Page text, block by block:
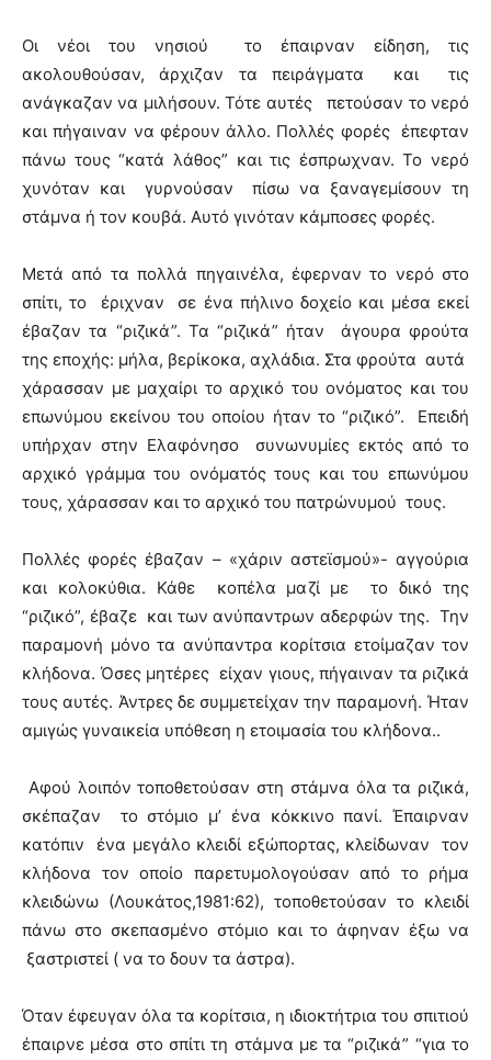
Οι νέοι του νησιού το έπαιρναν είδηση, τις
ακολουθούσαν, άρχιζαν τα πειράγματα και τις
ανάγκαζαν να μιλήσουν. Τότε αυτές πετούσαν το νερό
και πήγαιναν να φέρουν άλλο. Πολλές φορές έπεφταν
πάνω τους “κατά λάθος” και τις έσπρωχναν. Το νερό
χυνόταν και γυρνούσαν πίσω να ξαναγεμίσουν τη
στάμνα ή τον κουβά. Αυτό γινόταν κάμποσες φορές.
Μετά από τα πολλά πηγαινέλα, έφερναν το νερό στο
σπίτι, το έριχναν σε ένα πήλινο δοχείο και μέσα εκεί
έβαζαν τα “ριζικά”. Τα “ριζικά” ήταν άγουρα φρούτα
της εποχής: μήλα, βερίκοκα, αχλάδια. Στα φρούτα αυτά
χάρασσαν με μαχαίρι το αρχικό του ονόματος και του
επωνύμου εκείνου του οποίου ήταν το “ριζικό”. Επειδή
υπήρχαν στην Ελαφόνησο συνωνυμίες εκτός από το
αρχικό γράμμα του ονόματός τους και του επωνύμου
τους, χάρασσαν και το αρχικό του πατρώνυμoύ τους.
Πολλές φορές έβαζαν – «χάριν αστεϊσμού»- αγγούρια
και κολοκύθια. Κάθε κοπέλα μαζί με το δικό της
“ριζικό”, έβαζε και των ανύπαντρων αδερφών της. Την
παραμονή μόνο τα ανύπαντρα κορίτσια ετοίμαζαν τον
κλήδονα. Όσες μητέρες είχαν γιους, πήγαιναν τα ριζικά
τους αυτές. Άντρες δε συμμετείχαν την παραμονή. Ήταν
αμιγώς γυναικεία υπόθεση η ετοιμασία του κλήδονα..
Αφού λοιπόν τοποθετούσαν στη στάμνα όλα τα ριζικά,
σκέπαζαν το στόμιο μ’ ένα κόκκινο πανί. Έπαιρναν
κατόπιν ένα μεγάλο κλειδί εξώπορτας, κλείδωναν τον
κλήδονα τον οποίο παρετυμολογούσαν από το ρήμα
κλειδώνω (Λουκάτος,1981:62), τοποθετούσαν το κλειδί
πάνω στο σκεπασμένο στόμιο και το άφηναν έξω να
ξαστριστεί ( να το δουν τα άστρα).
Όταν έφευγαν όλα τα κορίτσια, η ιδιοκτήτρια του σπιτιού
έπαιρνε μέσα στο σπίτι τη στάμνα με τα “ριζικά” “για το